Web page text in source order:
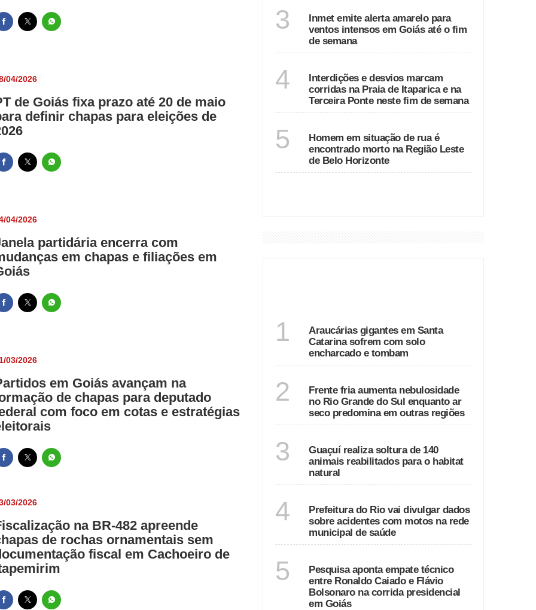
04/2026
de Goiás fixa prazo até 20 de maio
definir chapas para eleições de
04/2026
partidária encerra com
em chapas e filiações em
03/2026
em Goiás avançam na
de chapas para deputado
com foco em cotas e estratégias
03/2026
na BR-482 apreende
de rochas ornamentais sem
fiscal em Cachoeiro de
3
Inmet emite alerta amarelo para
ventos intensos em Goiás até o fim
de semana
4
Interdições e desvios marcam
corridas na Praia de Itaparica e na
Terceira Ponte neste fim de semana
5
Homem em situação de rua é
encontrado morto na Região Leste
de Belo Horizonte
1
Araucárias gigantes em Santa
Catarina sofrem com solo
encharcado e tombam
2
Frente fria aumenta nebulosidade
no Rio Grande do Sul enquanto ar
seco predomina em outras regiões
3
Guaçuí realiza soltura de 140
animais reabilitados para o habitat
natural
4
Prefeitura do Rio vai divulgar dados
sobre acidentes com motos na rede
municipal de saúde
5
Pesquisa aponta empate técnico
entre Ronaldo Caiado e Flávio
Bolsonaro na corrida presidencial
em Goiás